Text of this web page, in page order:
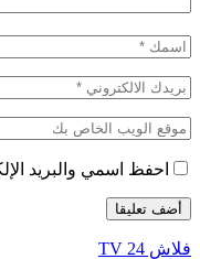
احفظ اسمي والبريد
فلاش 24 TV